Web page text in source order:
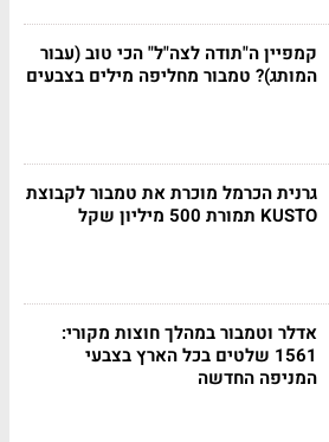
קמפיין ה"תודה לצה"ל" הכי טוב (עבור
המותג)? טמבור מחליפה מילים בצבעים
גרנית הכרמל מוכרת את טמבור לקבוצת
KUSTO תמורת 500 מיליון שקל
אדלר וטמבור במהלך חוצות מקורי:
1561 שלטים בכל הארץ בצבעי
המניפה החדשה